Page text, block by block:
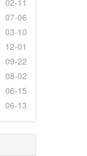
02-11
07-06
03-10
12-01
09-22
08-02
06-15
06-13